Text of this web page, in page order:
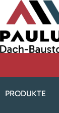
PRODUKTE